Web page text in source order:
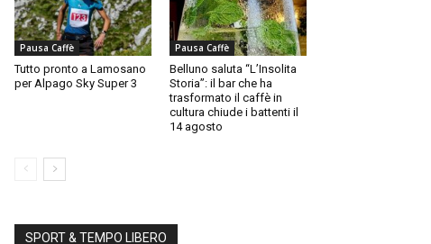
Pausa Caffè
Tutto pronto a Lamosano
per Alpago Sky Super 3
Pausa Caffè
Belluno saluta “L’Insolita
Storia”: il bar che ha
trasformato il caffè in
cultura chiude i battenti il
14 agosto
SPORT & TEMPO LIBERO